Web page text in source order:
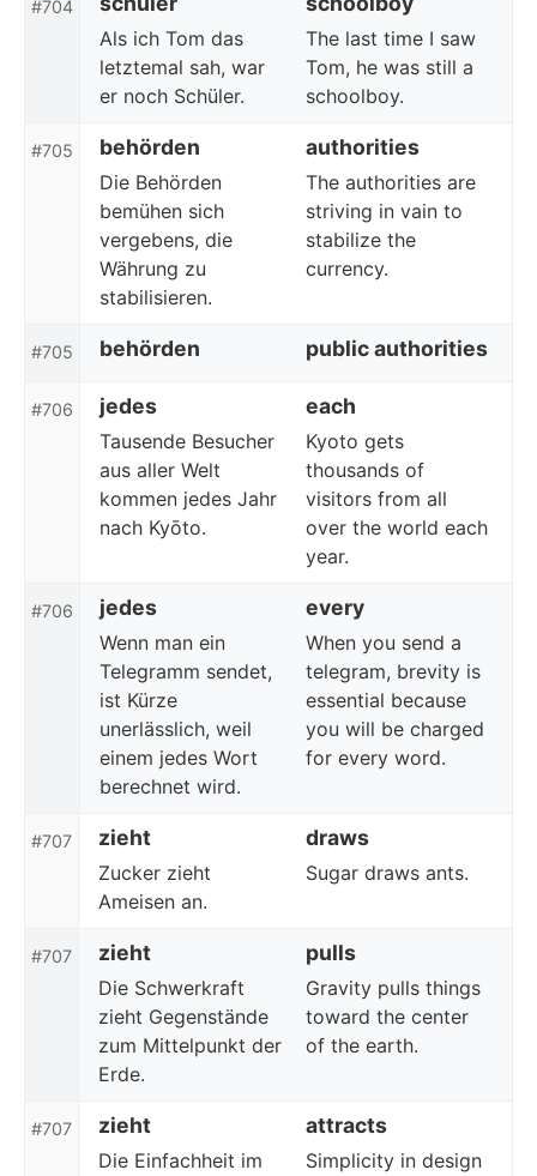
#704
Als ich Tom das
letztemal sah, war
er noch Schüler.
The last time I saw
Tom, he was still a
schoolboy.
#705 behörden authorities
Die Behörden
bemühen sich
vergebens, die
Währung zu
stabilisieren.
The authorities are
striving in vain to
stabilize the
currency.
#705 behörden public authorities
#706 jedes each
Tausende Besucher
aus aller Welt
kommen jedes Jahr
nach Kyōto.
Kyoto gets
thousands of
visitors from all
over the world each
year.
#706 jedes every
Wenn man ein
Telegramm sendet,
ist Kürze
unerlässlich, weil
einem jedes Wort
berechnet wird.
When you send a
telegram, brevity is
essential because
you will be charged
for every word.
#707 zieht draws
Zucker zieht
Ameisen an.
Sugar draws ants.
#707 zieht pulls
Die Schwerkraft
zieht Gegenstände
zum Mittelpunkt der
Erde.
Gravity pulls things
toward the center
of the earth.
#707 zieht attracts
Die Einfachheit im
Simplicity in design